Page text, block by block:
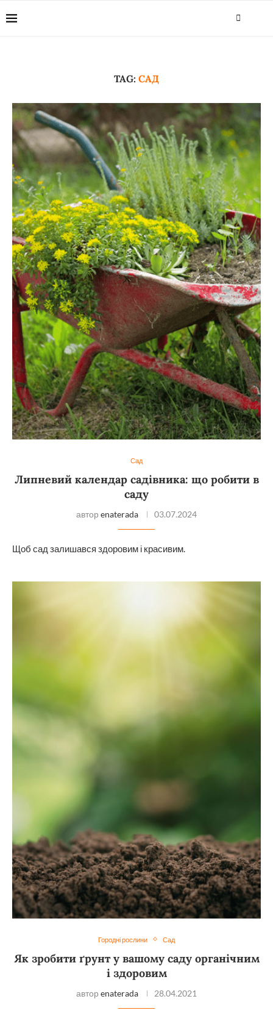
TAG: САД
Сад
Липневий календар садівника: що робити в
саду
автор enaterada 03.07.2024
Щоб сад залишався здоровим і красивим.
Городні рослини Сад
Як зробити ґрунт у вашому саду органічним
і здоровим
автор enaterada 28.04.2021